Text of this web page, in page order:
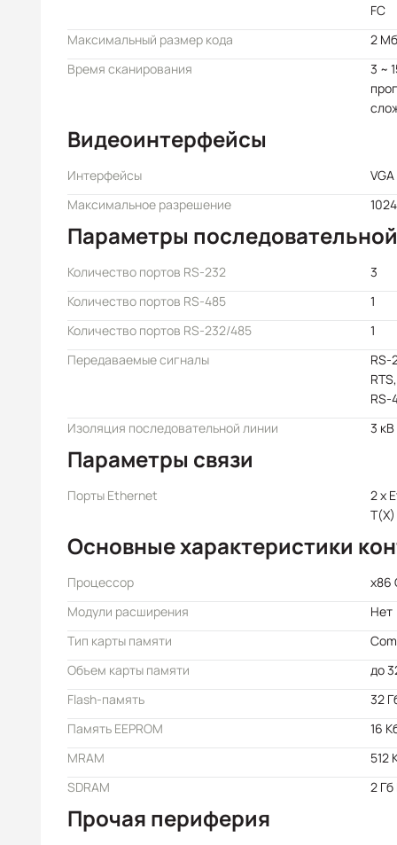
FC
Максимальный размер кода
2 Мб
Время сканирования
3 ~
Видеоинтерфейсы
Интерфейсы
VGA
Максимальное разрешение
Параметры
Количество портов RS-232
3
Количество портов RS-485
1
Количество портов RS-232/485
1
Передаваемые сигналы
RS-
RS-
Изоляция последовательной линии
3 кВ
Параметры связи
Порты Ethernet
2 x
Основные характеристики
Процессор
x86
Модули расширения
Нет
Тип карты памяти
Объем карты памяти
до
Flash-память
32
Память EEPROM
16
MRAM
512
SDRAM
2 Гб
Прочая периферия